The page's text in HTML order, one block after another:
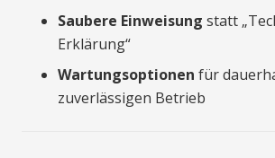
Saubere Einweisung statt
Erklärung“
Wartungsoptionen für
zuverlässigen Betrieb